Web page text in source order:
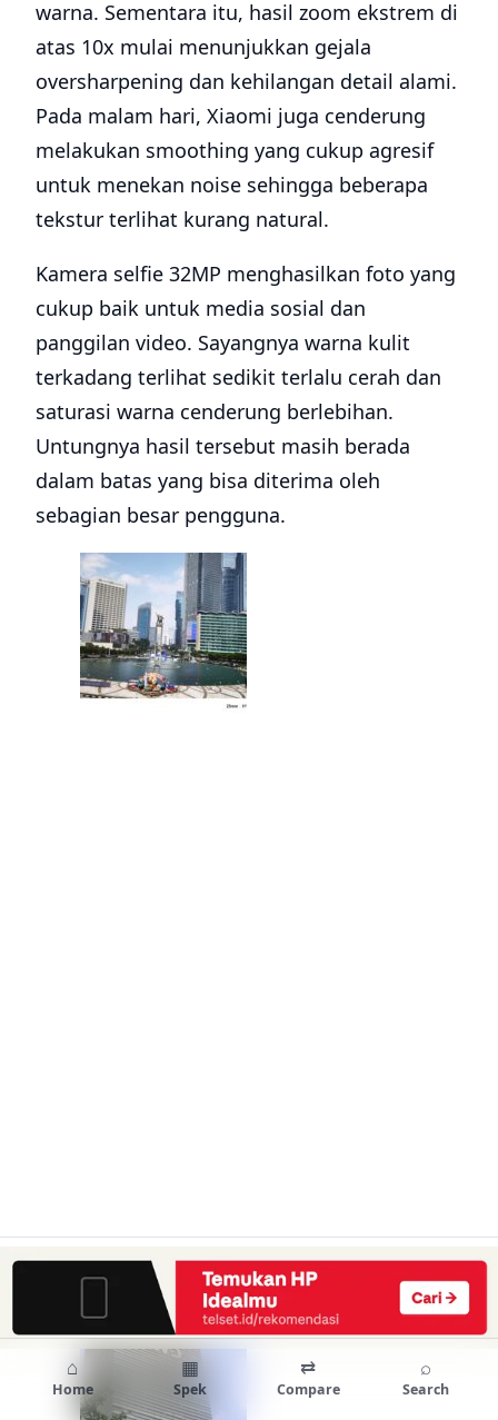
warna. Sementara itu, hasil zoom ekstrem di
atas 10x mulai menunjukkan gejala
oversharpening dan kehilangan detail alami.
Pada malam hari, Xiaomi juga cenderung
melakukan smoothing yang cukup agresif
untuk menekan noise sehingga beberapa
tekstur terlihat kurang natural.
Kamera selfie 32MP menghasilkan foto yang
cukup baik untuk media sosial dan
panggilan video. Sayangnya warna kulit
terkadang terlihat sedikit terlalu cerah dan
saturasi warna cenderung berlebihan.
Untungnya hasil tersebut masih berada
dalam batas yang bisa diterima oleh
sebagian besar pengguna.
⌂
Home
▦
Spek
⇄
Compare
⌕
Search